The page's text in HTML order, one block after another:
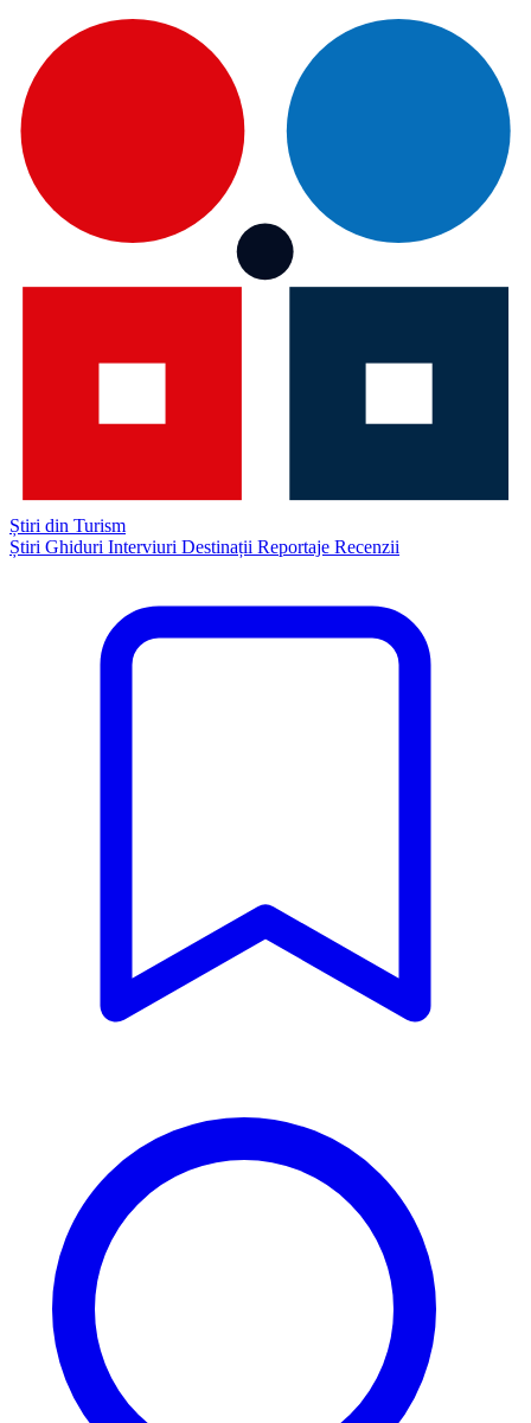
Știri din Turism
Știri Ghiduri Interviuri Destinații Reportaje Recenzii